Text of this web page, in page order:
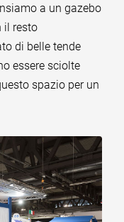
a un gazebo
il resto
di belle tende
essere sciolte
spazio per un